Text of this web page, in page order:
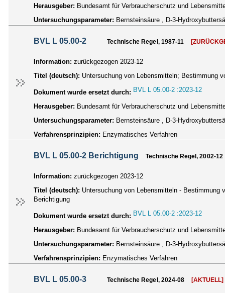
Herausgeber: Bundesamt für Verbraucherschutz und
Untersuchungsparameter: Bernsteinsäure , D-3-
BVL L 05.00-2 Technische Regel, 1987-11
Information: zurückgezogen 2023-12
Titel (deutsch): Untersuchung von Lebensmitteln; Bestimmung
Dokument wurde ersetzt durch: BVL L 05.00-2 :2023-12
Herausgeber: Bundesamt für Verbraucherschutz und
Untersuchungsparameter: Bernsteinsäure , D-3-
Verfahrensprinzipien: Enzymatisches Verfahren
BVL L 05.00-2 Berichtigung Technische Regel, 2002-12
Information: zurückgezogen 2023-12
Titel (deutsch): Untersuchung von Lebensmitteln - Bestimmung
Berichtigung
Dokument wurde ersetzt durch: BVL L 05.00-2 :2023-12
Herausgeber: Bundesamt für Verbraucherschutz und
Untersuchungsparameter: Bernsteinsäure , D-3-
Verfahrensprinzipien: Enzymatisches Verfahren
BVL L 05.00-3 Technische Regel, 2024-08 [AKTUELL]